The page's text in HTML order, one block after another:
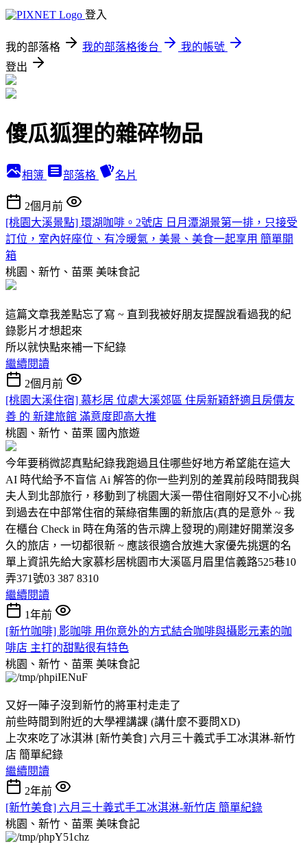
登入
我的部落格 我的部落格後台
我的帳號
登出
傻瓜狐狸的雜碎物品
相簿 部落格 名片
2個月前
[桃園大溪景點] 環湖咖啡。2號店 日月潭湖景第一排，只接受
訂位，室內好座位、有冷暖氣，美景、美食一起享用 簡單開
箱
桃園、新竹、苗栗 美味食記
這篇文章我差點忘了寫 ~ 直到我被好朋友提醒說看過我的紀
錄影片才想起來
所以就快點來補一下紀錄
繼續閱讀
2個月前
[桃園大溪住宿] 慕杉居 位處大溪郊區 住房新穎舒適且房價友
善 的 新建旅館 滿意度即高大推
桃園、新竹、苗栗 國內旅遊
今年要稍微認真點紀錄我跑過且住哪些好地方希望能在這大
AI 時代給予不盲信 Ai 解答的你一些判別的差異前段時間我與
夫人到北部旅行，移動到了桃園大溪一帶住宿剛好又不小心挑
到過去在中部常住宿的葉綠宿集團的新旅店(真的是意外 ~ 我
在櫃台 Check in 時在角落的告示牌上發現的)剛建好開業沒多
久的旅店，一切都很新 ~ 應該很適合放進大家優先挑選的名
單上資訊先給大家慕杉居桃園市大溪區月眉里信義路525巷10
弄371號03 387 8310
繼續閱讀
1年前
[新竹咖啡] 影咖啡 用你意外的方式結合咖啡與攝影元素的咖
啡店 主打的甜點很有特色
桃園、新竹、苗栗 美味食記
又好一陣子沒到新竹的將軍村走走了
前些時間到附近的大學裡講課 (講什麼不要問XD)
上次來吃了冰淇淋 [新竹美食] 六月三十義式手工冰淇淋-新竹
店 簡單紀錄
繼續閱讀
2年前
[新竹美食] 六月三十義式手工冰淇淋-新竹店 簡單紀錄
桃園、新竹、苗栗 美味食記